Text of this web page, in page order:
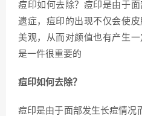
痘印如何去除？痘印是由于
遗症，痘印的出现不仅会使
美观，从而对颜值也有产生
是一件很重要的
痘印如何去除？
痘印是由于面部发生长痘情况